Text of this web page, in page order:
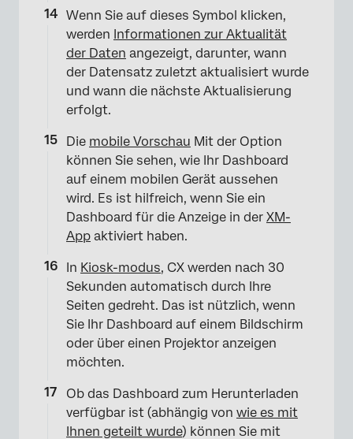
×
Wenn Sie auf dieses Symbol klicken,
werden Informationen zur Aktualität
der Daten angezeigt, darunter, wann
der Datensatz zuletzt aktualisiert wurde
und wann die nächste Aktualisierung
erfolgt.
Die mobile Vorschau Mit der Option
können Sie sehen, wie Ihr Dashboard
auf einem mobilen Gerät aussehen
wird. Es ist hilfreich, wenn Sie ein
Dashboard für die Anzeige in der XM-
App aktiviert haben.
In Kiosk-modus, CX werden nach 30
Sekunden automatisch durch Ihre
Seiten gedreht. Das ist nützlich, wenn
Sie Ihr Dashboard auf einem Bildschirm
oder über einen Projektor anzeigen
möchten.
Ob das Dashboard zum Herunterladen
verfügbar ist (abhängig von wie es mit
Ihnen geteilt wurde) können Sie mit